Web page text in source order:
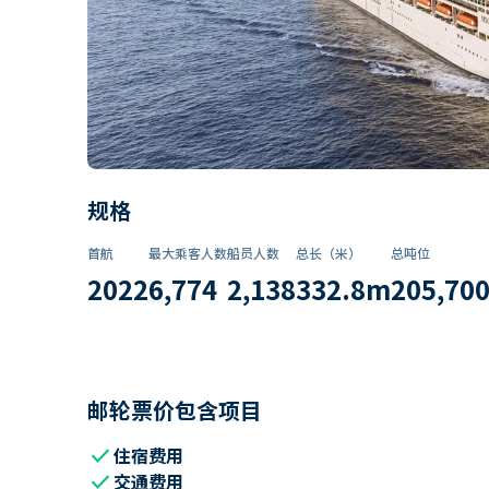
规格
首航
2022
最大乘客人数
6,774
船员人数
2,138
总长（米）
332.8m
总吨位
205,700
邮轮票价包含项目
check住宿费用
check 交通费用